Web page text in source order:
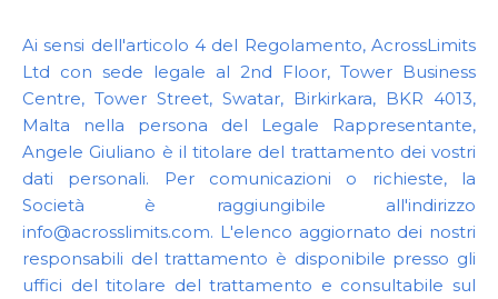
Ai sensi dell'articolo 4 del Regolamento, AcrossLimits
Ltd con sede legale al 2nd Floor, Tower Business
Centre, Tower Street, Swatar, Birkirkara, BKR 4013,
Malta nella persona del Legale Rappresentante,
Angele Giuliano è il titolare del trattamento dei vostri
dati personali. Per comunicazioni o richieste, la
Società è raggiungibile all'indirizzo
info@acrosslimits.com. L'elenco aggiornato dei nostri
responsabili del trattamento è disponibile presso gli
uffici del titolare del trattamento e consultabile sul